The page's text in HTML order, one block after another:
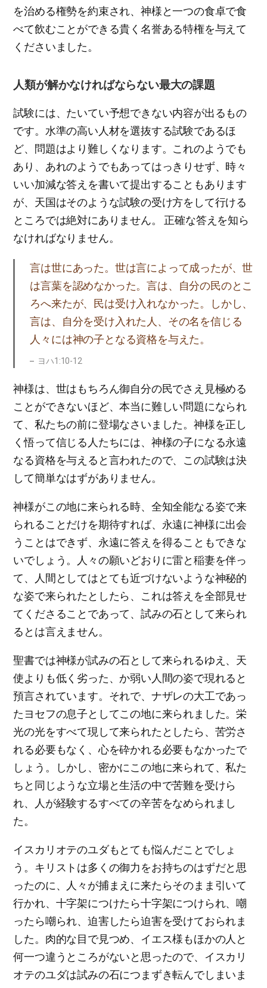
を治める権勢を約束され、神様と一つの食卓で食
べて飲むことができる貴く名誉ある特権を与えて
くださいました。
人類が解かなければならない最大の課題
試験には、たいてい予想できない内容が出るもの
です。水準の高い人材を選抜する試験であるほ
ど、問題はより難しくなります。これのようでも
あり、あれのようでもあってはっきりせず、時々
いい加減な答えを書いて提出することもあります
が、天国はそのような試験の受け方をして行ける
ところでは絶対にありません。 正確な答えを知ら
なければなりません。
言は世にあった。世は言によって成ったが、世
は言葉を認めなかった。言は、自分の民のとこ
ろへ来たが、民は受け入れなかった。しかし、
言は、自分を受け入れた人、その名を信じる
人々には神の子となる資格を与えた。
ヨハ1:10-12
神様は、世はもちろん御自分の民でさえ見極める
ことができないほど、本当に難しい問題になられ
て、私たちの前に登場なさいました。神様を正し
く悟って信じる人たちには、神様の子になる永遠
なる資格を与えると言われたので、この試験は決
して簡単なはずがありません。
神様がこの地に来られる時、全知全能なる姿で来
られることだけを期待すれば、永遠に神様に出会
うことはできず、永遠に答えを得ることもできな
いでしょう。人々の願いどおりに雷と稲妻を伴っ
て、人間としてはとても近づけないような神秘的
な姿で来られたとしたら、これは答えを全部見せ
てくださることであって、試みの石として来られ
るとは言えません。
聖書では神様が試みの石として来られるゆえ、天
使よりも低く劣った、か弱い人間の姿で現れると
預言されています。それで、ナザレの大工であっ
たヨセフの息子としてこの地に来られました。栄
光の光をすべて現して来られたとしたら、苦労さ
れる必要もなく、心を砕かれる必要もなかったで
しょう。しかし、密かにこの地に来られて、私た
ちと同じような立場と生活の中で苦難を受けら
れ、人が経験するすべての辛苦をなめられまし
た。
イスカリオテのユダもとても悩んだことでしょ
う。キリストは多くの御力をお持ちのはずだと思
ったのに、人々が捕まえに来たらそのまま引いて
行かれ、十字架につけたら十字架につけられ、嘲
ったら嘲られ、迫害したら迫害を受けておられま
した。肉的な目で見つめ、イエス様もほかの人と
何一つ違うところがないと思ったので、イスカリ
オテのユダは試みの石につまずき転んでしまいま